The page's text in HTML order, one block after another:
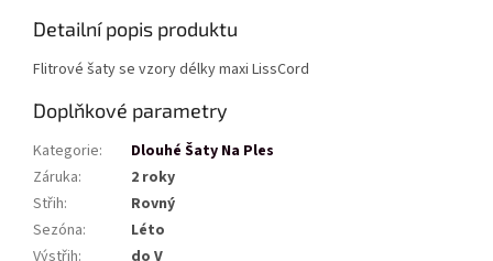
Detailní popis produktu
Flitrové šaty se vzory délky maxi LissCord
Doplňkové parametry
Kategorie:
Dlouhé Šaty Na Ples
Záruka:
2 roky
Střih:
Rovný
Sezóna:
Léto